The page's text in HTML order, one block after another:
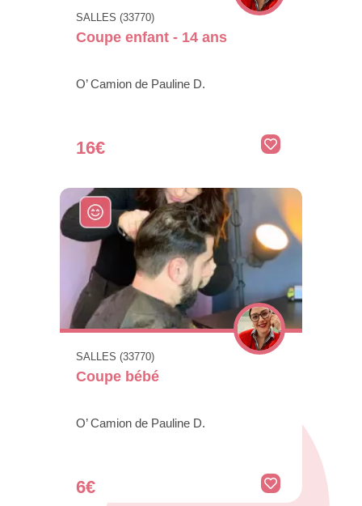
SALLES (33770)
Coupe enfant - 14 ans
O’ Camion de Pauline D.
16€
SALLES (33770)
Coupe bébé
O’ Camion de Pauline D.
6€